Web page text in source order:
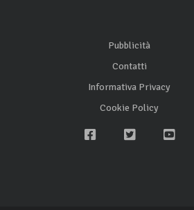
Pubblicità
Contatti
Informativa Privacy
Cookie Policy